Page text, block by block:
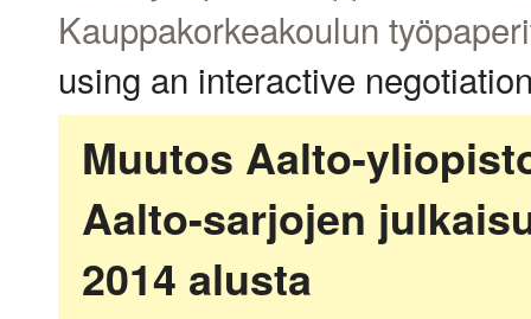
Kauppakorkeakoulun
using an interactive
Muutos Aalto-
Aalto-sarjojen
2014 alusta